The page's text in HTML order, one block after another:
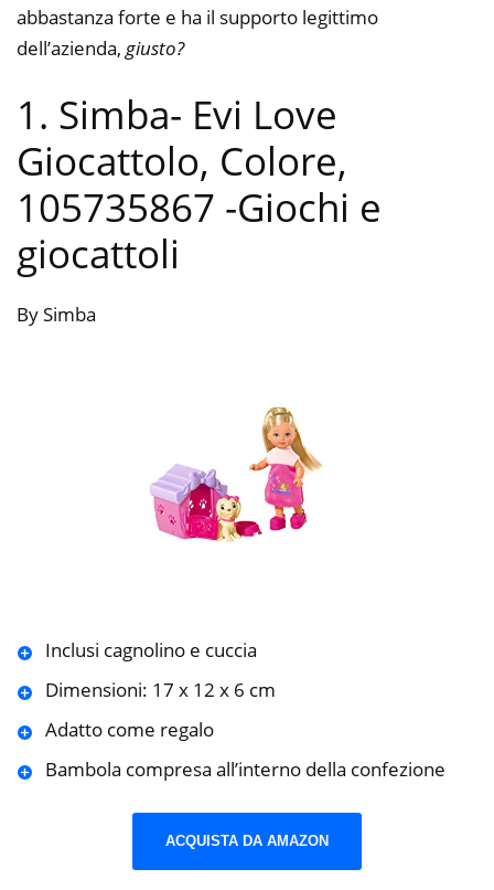
abbastanza forte e ha il supporto legittimo
dell’azienda, giusto?
1. Simba- Evi Love
Giocattolo, Colore,
105735867 -Giochi e
giocattoli
By Simba
Inclusi cagnolino e cuccia
Dimensioni: 17 x 12 x 6 cm
Adatto come regalo
Bambola compresa all’interno della confezione
ACQUISTA DA AMAZON